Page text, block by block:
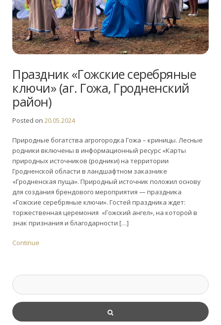
Праздник «Гожские серебряные
ключи» (аг. Гожа, Гродненский
район)
Posted on 20.05.2024
Природные богатства агрогородка Гожа – криницы. Лесные
родники включены в информационный ресурс «Карты
природных источников (родники) на территории
Гродненской области в ландшафтном заказнике
«Гродненская пуща». Природный источник положил основу
для создания брендового мероприятия — праздника
«Гожские серебряные ключи». Гостей праздника ждет:
торжественная церемония «Гожский ангел», на которой в
знак признания и благодарности […]
Continue